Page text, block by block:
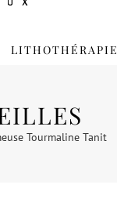
LITHOTHÉRAPIE
Tourmaline Tanit